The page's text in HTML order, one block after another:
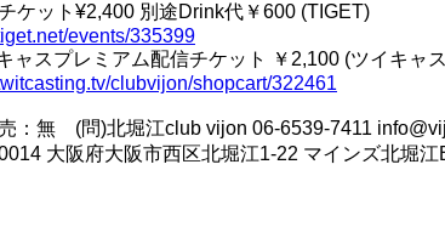
ケット¥2,400 別途Drink代￥600 (TIGET)
events/335399
ャスプレミアム配信チケット ￥2,100 (ツイキャ
clubvijon/shopcart/322461
：無 (問)北堀江club vijon 06-6539-7411
大阪府大阪市西区北堀江1-22 マインズ北堀江